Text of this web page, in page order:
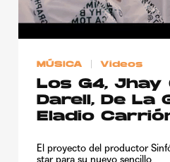
Cover
Contacto
Aviso
DERECHOS
MÚSICA Videos
Los G4, Jhay
Darell, De La
Eladio Carrión
El proyecto del productor
star para su nuevo sencillo